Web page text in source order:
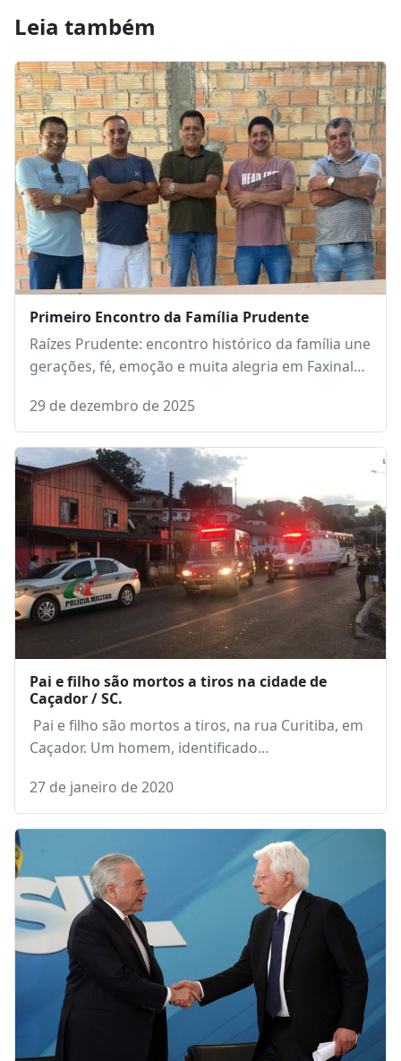
Leia também
Primeiro Encontro da Família Prudente
Raízes Prudente: encontro histórico da família une
gerações, fé, emoção e muita alegria em Faxinal…
29 de dezembro de 2025
Pai e filho são mortos a tiros na cidade de
Caçador / SC.
Pai e filho são mortos a tiros, na rua Curitiba, em
Caçador. Um homem, identificado…
27 de janeiro de 2020